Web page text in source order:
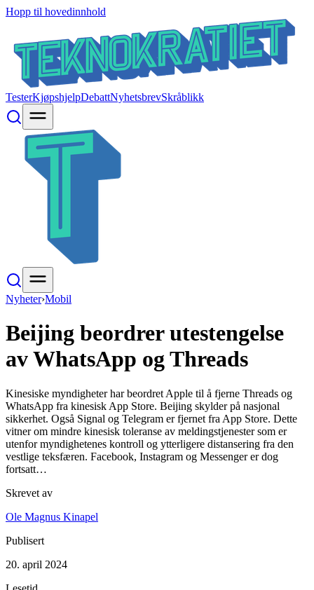
Hopp til hovedinnhold
TesterKjøpshjelpDebattNyhetsbrevSkråblikk
Nyheter›Mobil
Beijing beordrer utestengelse
av WhatsApp og Threads
Kinesiske myndigheter har beordret Apple til å fjerne Threads og
WhatsApp fra kinesisk App Store. Beijing skylder på nasjonal
sikkerhet. Også Signal og Telegram er fjernet fra App Store. Dette
vitner om mindre kinesisk toleranse av meldingstjenester som er
utenfor myndighetenes kontroll og ytterligere distansering fra den
vestlige teksfæren. Facebook, Instagram og Messenger er dog
fortsatt…
Skrevet av
Ole Magnus Kinapel
Publisert
20. april 2024